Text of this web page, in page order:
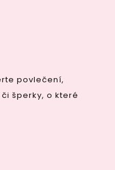
povlečení,
šperky, o které